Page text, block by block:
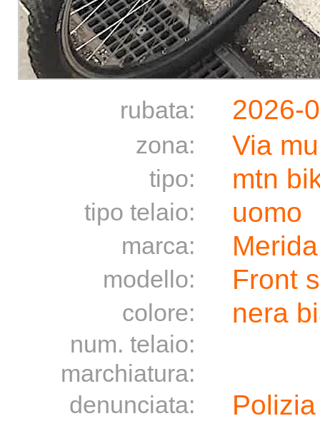
rubata: 2026-
zona: Via
tipo: mtn
tipo telaio: uomo
marca: Merida
modello: Front
colore: nera
num. telaio:
marchiatura:
denunciata: